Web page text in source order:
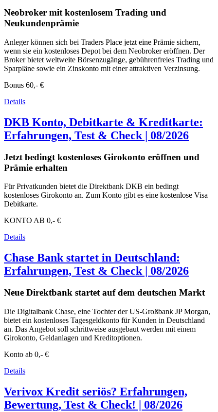
Neobroker mit kostenlosem Trading und
Neukundenprämie
Anleger können sich bei Traders Place jetzt eine Prämie sichern,
wenn sie ein kostenloses Depot bei dem Neobroker eröffnen. Der
Broker bietet weltweite Börsenzugänge, gebührenfreies Trading und
Sparpläne sowie ein Zinskonto mit einer attraktiven Verzinsung.
Bonus 60,- €
Details
DKB Konto, Debitkarte & Kreditkarte:
Erfahrungen, Test & Check | 08/2026
Jetzt bedingt kostenloses Girokonto eröffnen und
Prämie erhalten
Für Privatkunden bietet die Direktbank DKB ein bedingt
kostenloses Girokonto an. Zum Konto gibt es eine kostenlose Visa
Debitkarte.
KONTO AB 0,- €
Details
Chase Bank startet in Deutschland:
Erfahrungen, Test & Check | 08/2026
Neue Direktbank startet auf dem deutschen Markt
Die Digitalbank Chase, eine Tochter der US-Großbank JP Morgan,
bietet ein kostenloses Tagesgeldkonto für Kunden in Deutschland
an. Das Angebot soll schrittweise ausgebaut werden mit einem
Girokonto, Geldanlagen und Kreditoptionen.
Konto ab 0,- €
Details
Verivox Kredit seriös? Erfahrungen,
Bewertung, Test & Check! | 08/2026